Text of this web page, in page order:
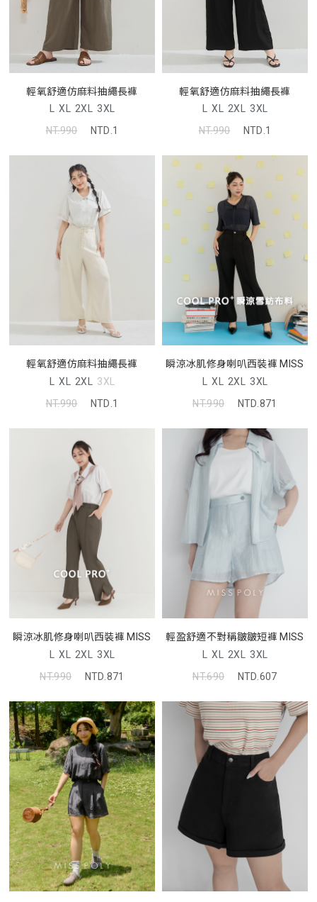
輕氧舒適仿麻料抽繩長褲
L XL 2XL 3XL
NT.990
NTD.1
輕氧舒適仿麻料抽繩長褲
L XL 2XL 3XL
NT.990
NTD.1
輕氧舒適仿麻料抽繩長褲
L XL 2XL 3XL
NT.990
NTD.1
瞬涼冰肌修身喇叭西裝褲 MISS
L XL 2XL 3XL
NT.990
NTD.871
瞬涼冰肌修身喇叭西裝褲 MISS
L XL 2XL 3XL
NT.990
NTD.871
輕盈舒適不對稱皺皺短褲 MISS
L XL 2XL 3XL
NT.690
NTD.607